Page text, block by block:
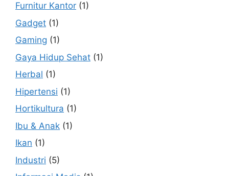
Furnitur Kantor (1)
Gadget (1)
Gaming (1)
Gaya Hidup Sehat (1)
Herbal (1)
Hipertensi (1)
Hortikultura (1)
Ibu & Anak (1)
Ikan (1)
Industri (5)